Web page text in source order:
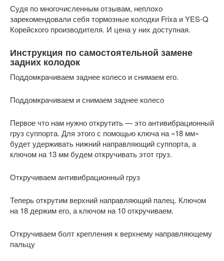
Судя по многочисленным отзывам, неплохо
зарекомендовали себя тормозные колодки Frixa и YES-Q
Корейского производителя. И цена у них доступная.
Инструкция по самостоятельной замене
задних колодок
Поддомкрачиваем заднее колесо и снимаем его.
Поддомкрачиваем и снимаем заднее колесо
Первое что нам нужно открутить — это антивибрационный
груз суппорта. Для этого с помощью ключа на «18 мм»
будет удерживать нижний направляющий суппорта, а
ключом на 13 мм будем откручивать этот груз.
Откручиваем антивибрационный груз
Теперь открутим верхний направляющий палец. Ключом
на 18 держим его, а ключом на 10 откручиваем.
Откручиваем болт крепления к верхнему направляющему
пальцу